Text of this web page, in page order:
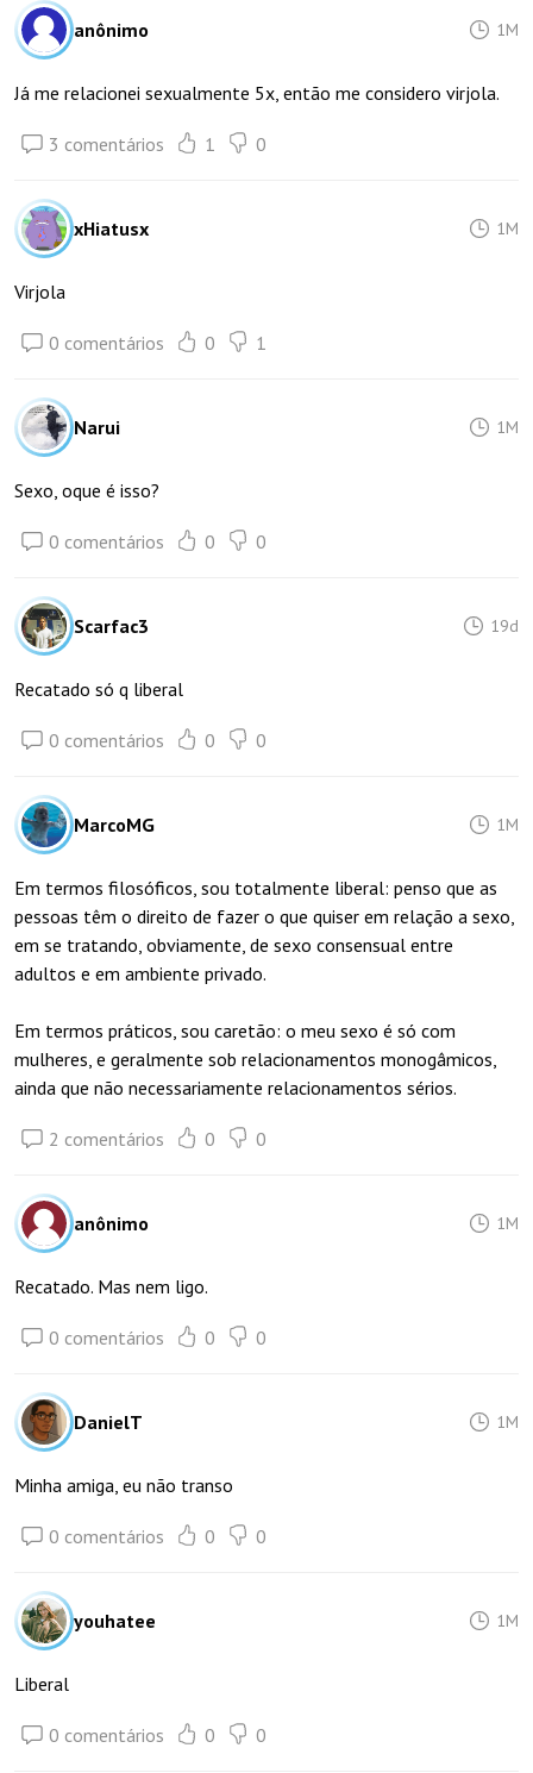
anônimo 1M
Já me relacionei sexualmente 5x, então me considero virjola.
3 comentários 1 0
xHiatusx 1M
Virjola
0 comentários 0 1
Narui 1M
Sexo, oque é isso?
0 comentários 0 0
Scarfac3 19d
Recatado só q liberal
0 comentários 0 0
MarcoMG 1M
Em termos filosóficos, sou totalmente liberal: penso que as
pessoas têm o direito de fazer o que quiser em relação a sexo,
em se tratando, obviamente, de sexo consensual entre
adultos e em ambiente privado.
Em termos práticos, sou caretão: o meu sexo é só com
mulheres, e geralmente sob relacionamentos monogâmicos,
ainda que não necessariamente relacionamentos sérios.
2 comentários 0 0
anônimo 1M
Recatado. Mas nem ligo.
0 comentários 0 0
DanielT 1M
Minha amiga, eu não transo
0 comentários 0 0
youhatee 1M
Liberal
0 comentários 0 0